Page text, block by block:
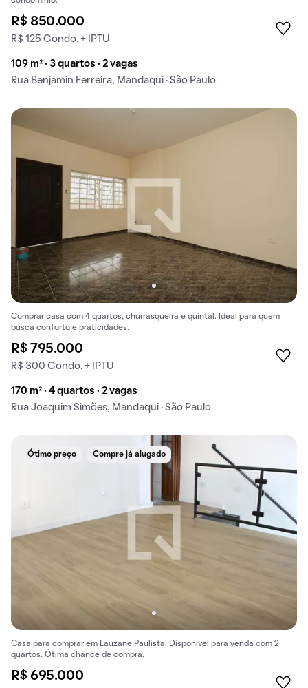
R$ 850.000
R$ 125 Condo. + IPTU
109 m² · 3 quartos · 2 vagas
Rua Benjamin Ferreira, Mandaqui · São Paulo
Comprar casa com 4 quartos, churrasqueira e quintal. Ideal para quem
busca conforto e praticidades.
R$ 795.000
R$ 300 Condo. + IPTU
170 m² · 4 quartos · 2 vagas
Rua Joaquim Simões, Mandaqui · São Paulo
Ótimo preço Compre já alugado
Casa para comprar em Lauzane Paulista. Disponível para venda com 2
quartos. Ótima chance de compra.
R$ 695.000